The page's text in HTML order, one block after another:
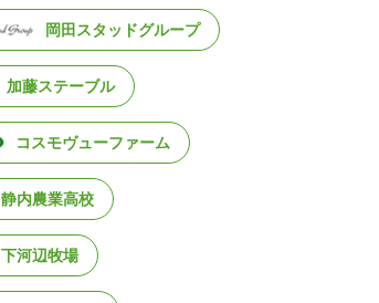
岡田スタッドグループ
加藤ステーブル
コスモヴューファーム
静内農業高校
下河辺牧場